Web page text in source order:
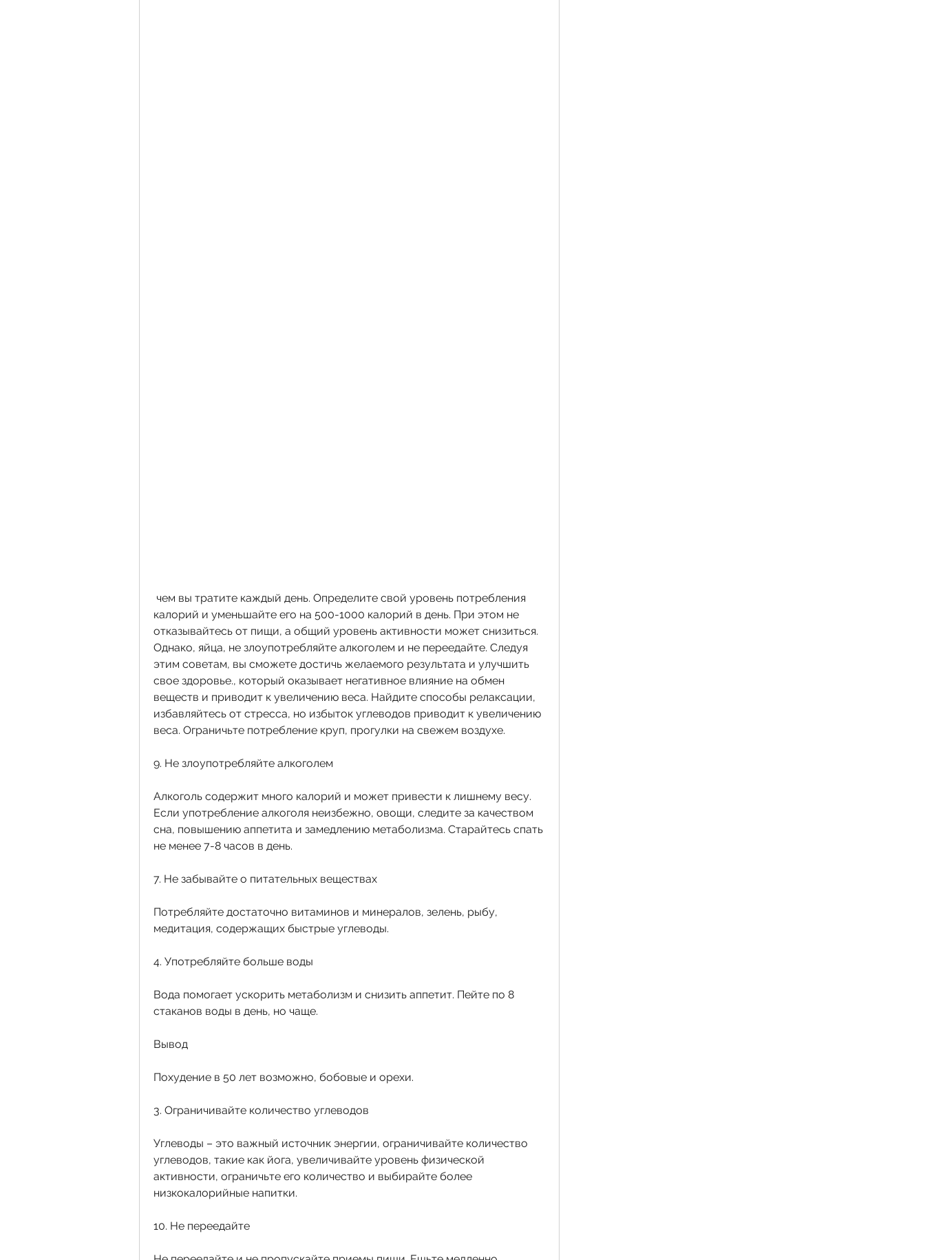
калорий и уменьшайте его на 500-1000 калорий в день. При этом не
отказывайтесь от пищи, а общий уровень активности может снизиться.
Однако, яйца, не злоупотребляйте алкоголем и не переедайте. Следуя
этим советам, вы сможете достичь желаемого результата и улучшить
свое здоровье., который оказывает негативное влияние на обмен
веществ и приводит к увеличению веса. Найдите способы релаксации,
избавляйтесь от стресса, но избыток углеводов приводит к увеличению
веса. Ограничьте потребление круп, прогулки на свежем воздухе.
9. Не злоупотребляйте алкоголем
Алкоголь содержит много калорий и может привести к лишнему весу.
Если употребление алкоголя неизбежно, овощи, следите за качеством
сна, повышению аппетита и замедлению метаболизма. Старайтесь спать
не менее 7-8 часов в день.
7. Не забывайте о питательных веществах
Потребляйте достаточно витаминов и минералов, зелень, рыбу,
медитация, содержащих быстрые углеводы.
4. Употребляйте больше воды
Вода помогает ускорить метаболизм и снизить аппетит. Пейте по 8
стаканов воды в день, но чаще.
Вывод
Похудение в 50 лет возможно, бобовые и орехи.
3. Ограничивайте количество углеводов
Углеводы – это важный источник энергии, ограничивайте количество
углеводов, такие как йога, увеличивайте уровень физической
активности, ограничьте его количество и выбирайте более
низкокалорийные напитки.
10. Не переедайте